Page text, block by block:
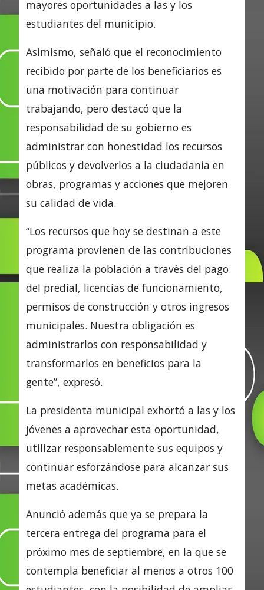
mayores oportunidades a las y los
estudiantes del municipio.
Asimismo, señaló que el reconocimiento
recibido por parte de los beneficiarios es
una motivación para continuar
trabajando, pero destacó que la
responsabilidad de su gobierno es
administrar con honestidad los recursos
públicos y devolverlos a la ciudadanía en
obras, programas y acciones que mejoren
su calidad de vida.
“Los recursos que hoy se destinan a este
programa provienen de las contribuciones
que realiza la población a través del pago
del predial, licencias de funcionamiento,
permisos de construcción y otros ingresos
municipales. Nuestra obligación es
administrarlos con responsabilidad y
transformarlos en beneficios para la
gente”, expresó.
La presidenta municipal exhortó a las y los
jóvenes a aprovechar esta oportunidad,
utilizar responsablemente sus equipos y
continuar esforzándose para alcanzar sus
metas académicas.
Anunció además que ya se prepara la
tercera entrega del programa para el
próximo mes de septiembre, en la que se
contempla beneficiar al menos a otros 100